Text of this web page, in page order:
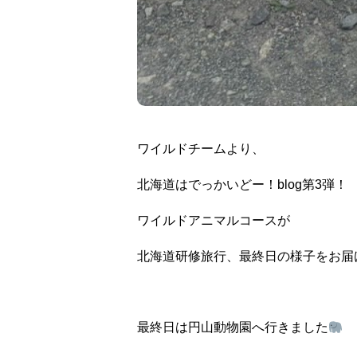
ワイルドチームより、
北海道はでっかいどー！blog第3弾！
ワイルドアニマルコースが
北海道研修旅行、最終日の様子をお届
最終日は円山動物園へ行きました